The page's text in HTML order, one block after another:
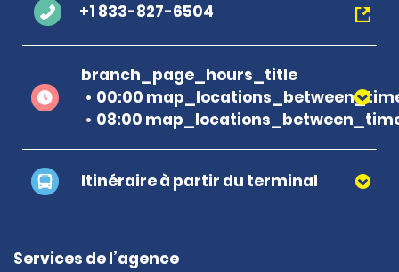
+1 833-827-6504
branch_page_hours_title
00:00
08:00
Itinéraire à partir du terminal
Services de l’agence